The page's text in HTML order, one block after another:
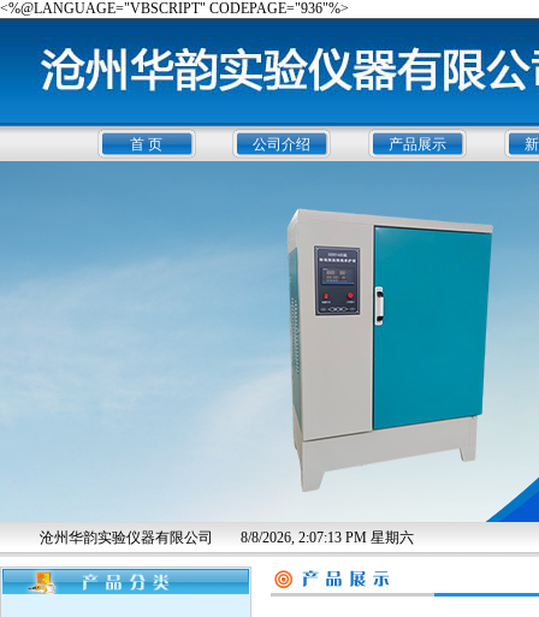
<%@LANGUAGE="VBSCRIPT" CODEPAGE="936"%>
首 页 公司介绍 产品展示
沧州华韵实验仪器有限公司 8/8/2026, 2:07:13 PM 星期六